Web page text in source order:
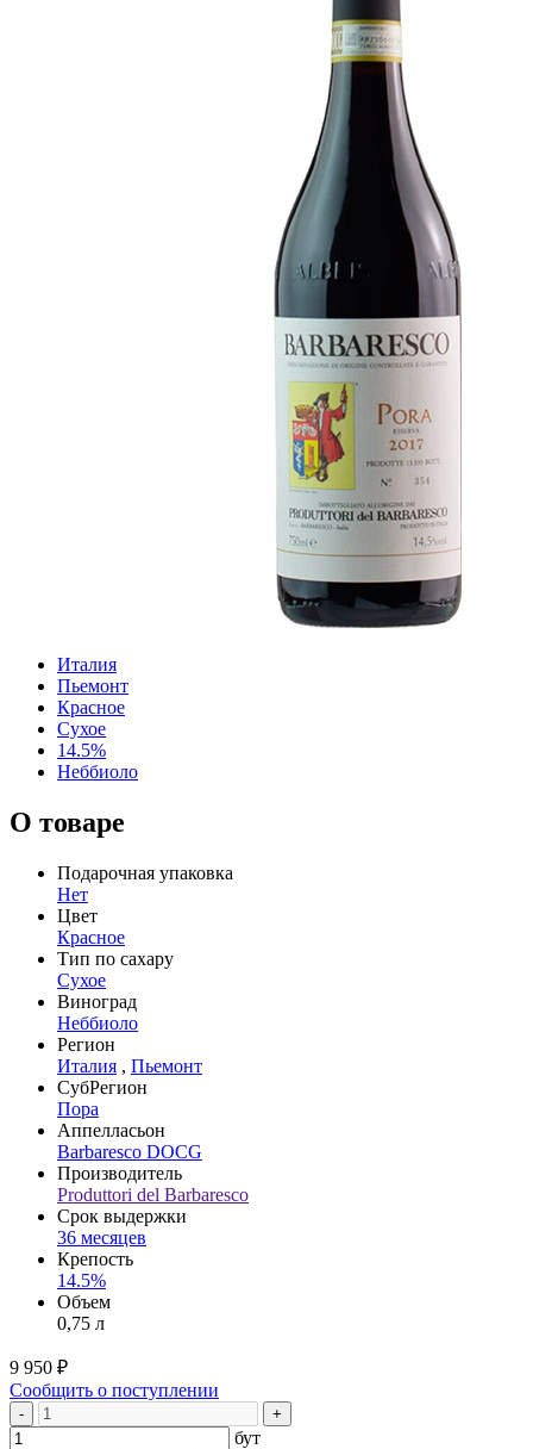
Италия
Пьемонт
Красное
Сухое
14.5%
Неббиоло
О товаре
Подарочная упаковка
Нет
Цвет
Красное
Тип по сахару
Сухое
Виноград
Неббиоло
Регион
Италия , Пьемонт
СубРегион
Пора
Аппелласьон
Barbaresco DOCG
Производитель
Produttori del Barbaresco
Срок выдержки
36 месяцев
Крепость
14.5%
Объем
0,75 л
9 950 ₽
Сообщить о поступлении
- +
бут